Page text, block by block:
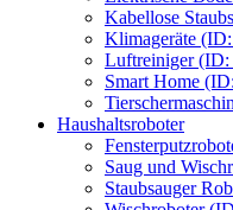
Kabellose
Klimageräte
Luftreiniger (ID:
Smart Home
Haushaltsroboter
Saug und
Staubsauger